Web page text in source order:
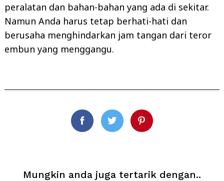
peralatan dan bahan-bahan yang ada di sekitar.
Namun Anda harus tetap berhati-hati dan
berusaha menghindarkan jam tangan dari teror
embun yang menggangu.
FacebookTwitterPinterest
Mungkin anda juga tertarik dengan..